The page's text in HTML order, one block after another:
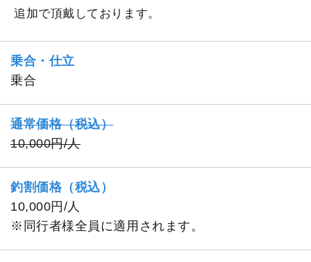
追加で頂戴しております。
乗合・仕立
乗合
通常価格（税込）
10,000円/人
釣割価格（税込）
10,000円/人
※同行者様全員に適用されます。